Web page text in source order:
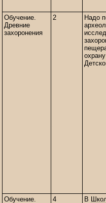
Обучение.
Древние
захоронения
2
Надо
Обучение.
4 В